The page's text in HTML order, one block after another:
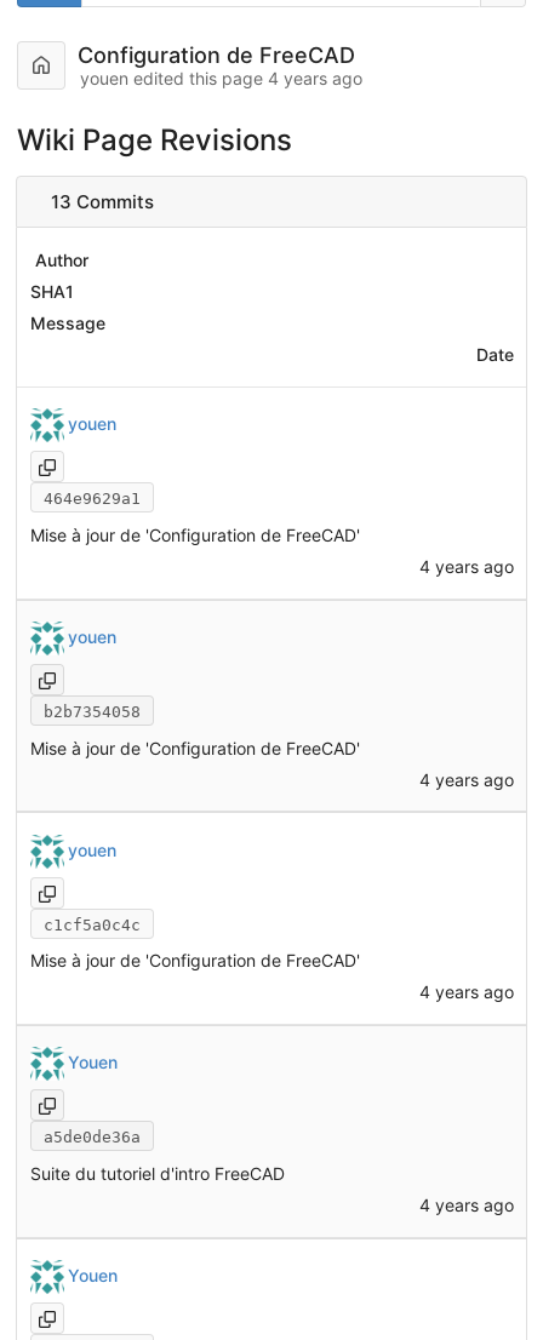
Configuration de FreeCAD
youen edited this page 4 years ago
Wiki Page Revisions
13 Commits
Author
SHA1
Message
Date
youen
464e9629a1
Mise à jour de 'Configuration de FreeCAD'
4 years ago
youen
b2b7354058
Mise à jour de 'Configuration de FreeCAD'
4 years ago
youen
c1cf5a0c4c
Mise à jour de 'Configuration de FreeCAD'
4 years ago
Youen
a5de0de36a
Suite du tutoriel d'intro FreeCAD
4 years ago
Youen